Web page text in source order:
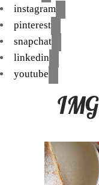
instagram
pinterest
snapchat
linkedin
youtube